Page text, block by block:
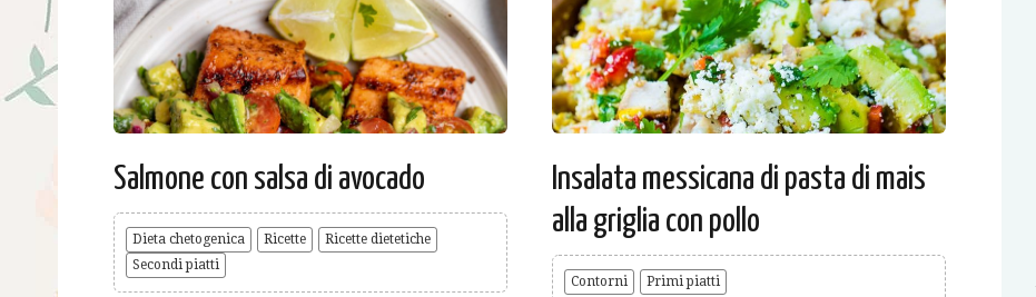
Salmone con salsa di avocado
Dieta chetogenica Ricette
Ricette dietetiche
Secondi piatti
Insalata messicana di pasta di mais
alla griglia con pollo
Contorni Primi piatti